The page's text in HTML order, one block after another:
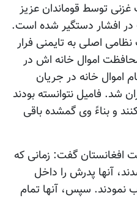
از ولایت غزنی توسط قوماندان عزیز
در افشار دستگیر شده است.
اصلی به تایمنی فرار
اموال خانه اش در
اموال خانه در جریان
شد. فامیل نتوانسته بودند
کنند و بناءً وی گمشده باقی
افغانستان گفت: زمانی که
آنها پدرش را داخل
سپس، آنها تمام